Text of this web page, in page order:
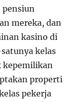
pensiun
mereka, dan
kasino di
kelas
kepemilikan
properti
pekerja